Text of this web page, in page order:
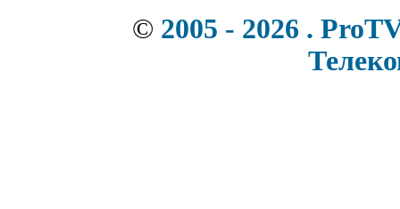
© 2005 - 2026 .